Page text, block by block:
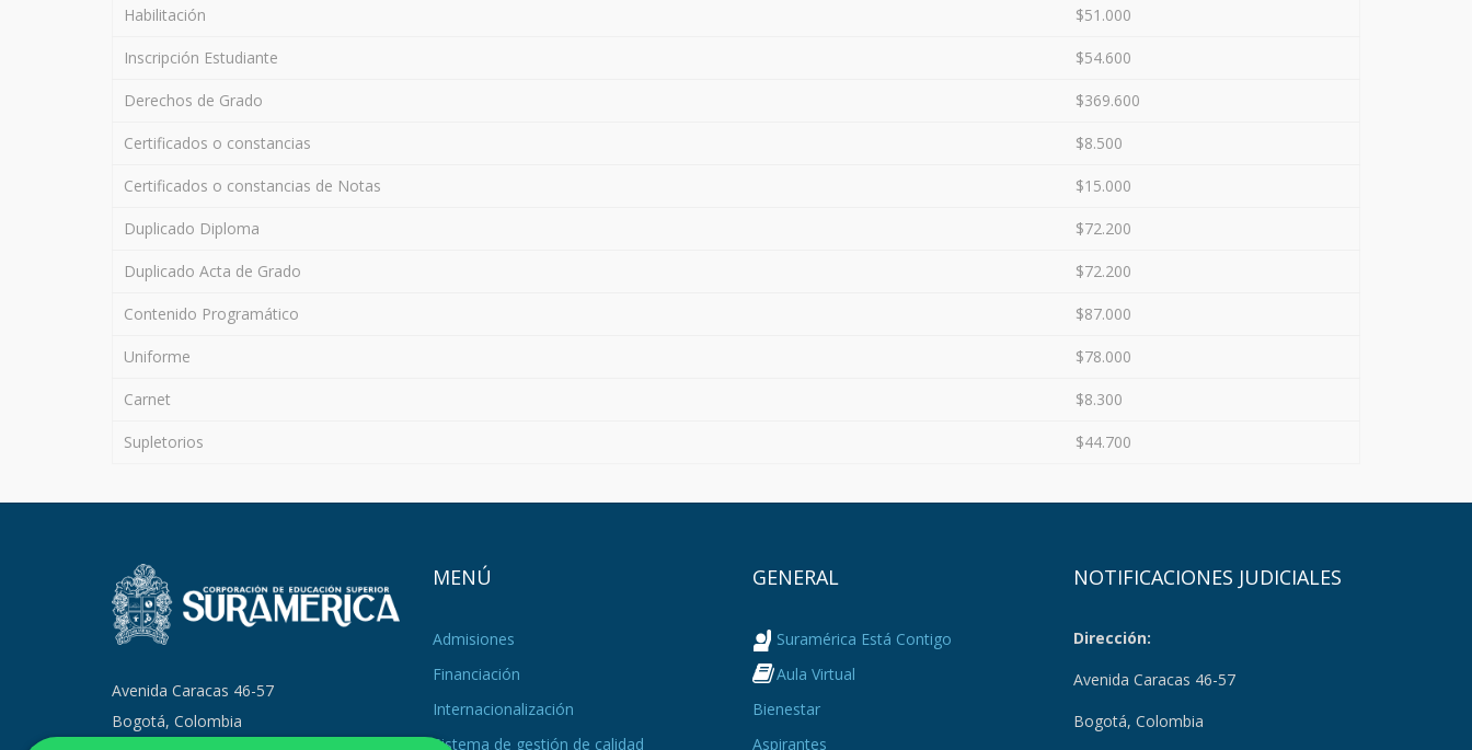
Habilitación $51.000
Inscripción Estudiante $54.600
Derechos de Grado $369.600
Certificados o constancias $8.500
Certificados o constancias de Notas $15.000
Duplicado Diploma $72.200
Duplicado Acta de Grado $72.200
Contenido Programático $87.000
Uniforme $78.000
Carnet $8.300
Supletorios $44.700
Avenida Caracas 46-57
Bogotá, Colombia
MENÚ
Admisiones
Financiación
Internacionalización
Sistema de gestión de calidad
GENERAL
Suramérica Está Contigo
Aula Virtual
Bienestar
Aspirantes
NOTIFICACIONES JUDICIALES
Dirección:
Avenida Caracas 46-57
Bogotá, Colombia